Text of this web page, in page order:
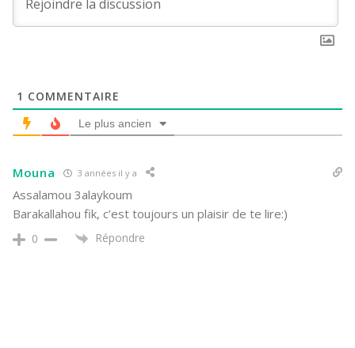
1 COMMENTAIRE
Le plus ancien
Mouna 3 années il y a
Assalamou 3alaykoum
Barakallahou fik, c’est toujours un plaisir de te lire:)
0 Répondre